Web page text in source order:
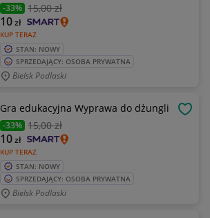
-33% 15,00 zł
KUP TERAZ
10zł
STAN: NOWY
SPRZEDAJĄCY: OSOBA PRYWATNA
Bielsk Podlaski
Gra edukacyjna Wyprawa do dżungli
-33% 15,00 zł
KUP TERAZ
10zł
STAN: NOWY
SPRZEDAJĄCY: OSOBA PRYWATNA
Bielsk Podlaski